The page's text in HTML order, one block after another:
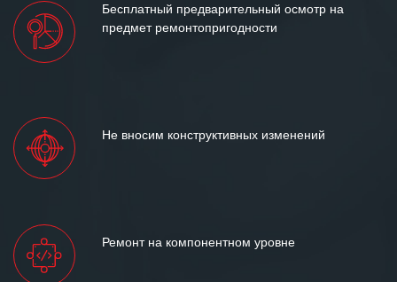
Бесплатный предварительный осмотр на
предмет ремонтопригодности
Не вносим конструктивных изменений
Ремонт на компонентном уровне